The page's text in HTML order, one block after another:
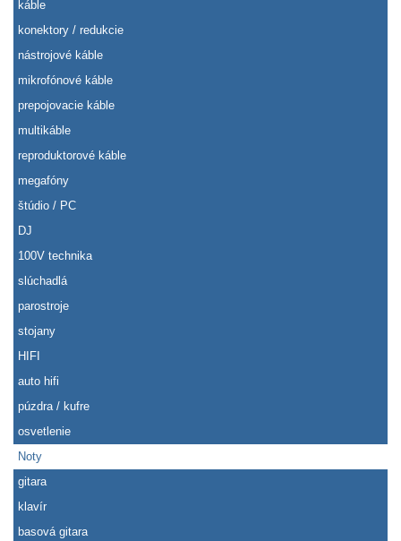
káble
konektory / redukcie
nástrojové káble
mikrofónové káble
prepojovacie káble
multikáble
reproduktorové káble
megafóny
štúdio / PC
DJ
100V technika
slúchadlá
parostroje
stojany
HIFI
auto hifi
púzdra / kufre
osvetlenie
Noty
gitara
klavír
basová gitara